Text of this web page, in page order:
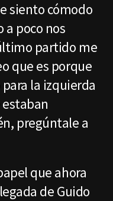
siento cómodo
a poco nos
partido me
que es porque
la izquierda
pregúntale a
que ahora
de Guido